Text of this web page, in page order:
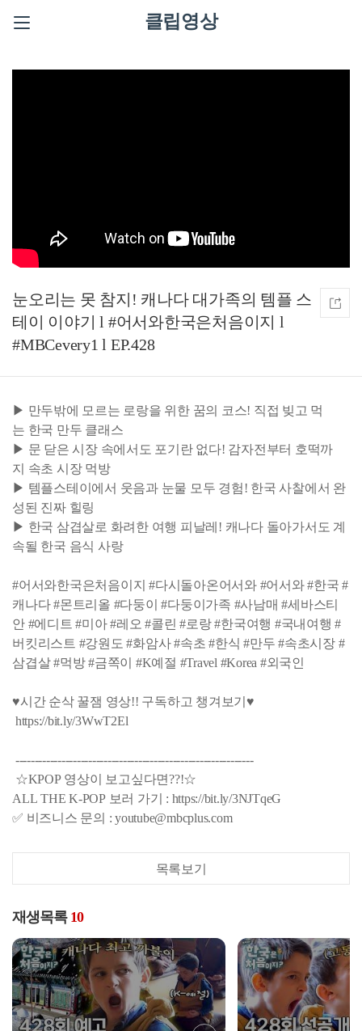
클립영상
눈오리는 못 참지! 캐나다 대가족의 템플 스
테이 이야기 l #어서와한국은처음이지 l
#MBCevery1 l EP.428
▶ 만두밖에 모르는 로랑을 위한 꿈의 코스! 직접 빚고 먹
는 한국 만두 클래스
▶ 문 닫은 시장 속에서도 포기란 없다! 감자전부터 호떡까
지 속초 시장 먹방
▶ 템플스테이에서 웃음과 눈물 모두 경험! 한국 사찰에서 완
성된 진짜 힐링
▶ 한국 삼겹살로 화려한 여행 피날레! 캐나다 돌아가서도 계
속될 한국 음식 사랑
#어서와한국은처음이지 #다시돌아온어서와 #어서와 #한국 #
캐나다 #몬트리올 #다둥이 #다둥이가족 #사남매 #세바스티
안 #에디트 #미아 #레오 #콜린 #로랑 #한국여행 #국내여행 #
버킷리스트 #강원도 #화암사 #속초 #한식 #만두 #속초시장 #
삼겹살 #먹방 #금쪽이 #K예절 #Travel #Korea #외국인
♥시간 순삭 꿀잼 영상!! 구독하고 챙겨보기♥
https://bit.ly/3WwT2El
--------------------------------------------------------------
☆KPOP 영상이 보고싶다면??!☆
ALL THE K-POP 보러 가기 : https://bit.ly/3NJTqeG
✅ 비즈니스 문의 : youtube@mbcplus.com
목록보기
재생목록 10